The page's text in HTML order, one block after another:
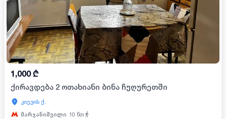
1,000 ₾
ქირავდება 2 ოთახიანი ბინა ჩუღურეთში
კიევის ქ.
მარჯანიშვილი 10 წთ